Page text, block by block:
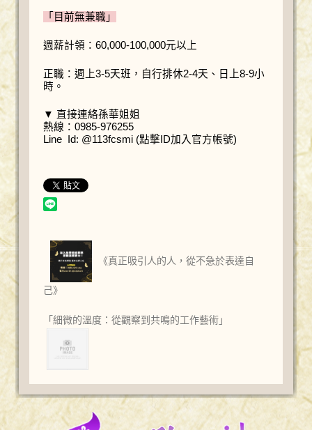
「目前無兼職」
週薪計領：60,000-100,000元以上
正職：週上3-5天班，自行排休2-4天、日上8-9小
時。
▼ 直接連絡孫華姐姐
熱線：0985-976255
Line Id: @113fcsmi (點擊ID加入官方帳號)
《真正吸引人的人，從不急於表達自
己》
「細微的溫度：從觀察到共鳴的工作藝術」